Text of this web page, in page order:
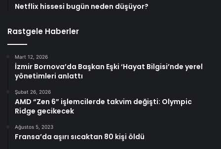
Netflix hissesi bugün neden düşüyor?
Rastgele Haberler
Mart 12, 2026
İzmir Bornova’da Başkan Eşki ‘Hayat Bilgisi’nde yerel
yönetimleri anlattı
Şubat 26, 2026
AMD “Zen 6” işlemcilerde takvim değişti: Olympic
Ridge gecikecek
Ağustos 5, 2023
Fransa’da aşırı sıcaktan 80 kişi öldü